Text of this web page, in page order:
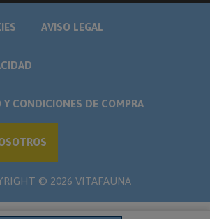
AVISO LEGAL
CONDICIONES DE COMPRA
© 2026 VITAFAUNA